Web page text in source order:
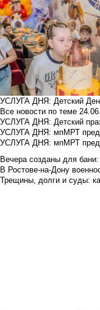
УСЛУГА ДНЯ: Детский
Все новости по теме
УСЛУГА ДНЯ: Детский
УСЛУГА ДНЯ: мпМРТ
УСЛУГА ДНЯ: мпМРТ
Вечера созданы для
В Ростове-на-Дону
Трещины, долги и суды: